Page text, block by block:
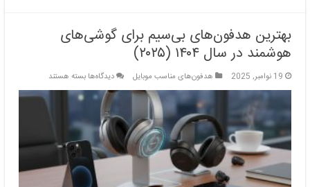
بهترین هدفون‌های بی‌سیم برای گوشی‌های
هوشمند در سال ۱۴۰۴ (۲۰۲۵)
19 نوامبر, 2025 هدفون‌های مناسب موبایل دیدگاه‌هابرای
بهترین
هدفون‌های
برای
گوشی‌های
هوشمند
در
بسته هستند